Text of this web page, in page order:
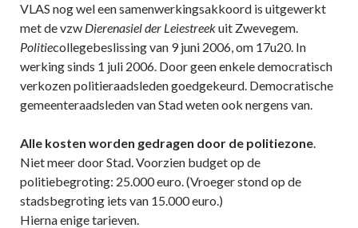
VLAS nog wel een samenwerkingsakkoord is uitgewerkt
met de vzw Dierenasiel der Leiestreekuit Zwevegem.
Politiecollegebeslissing van 9 juni 2006, om 17u20. In
werking sinds 1 juli 2006. Door geen enkele democratisch
verkozen politieraadsleden goedgekeurd. Democratische
gemeenteraadsleden van Stad weten ook nergens van.
Alle kosten worden gedragen door de politiezone.
Niet meer door Stad. Voorzien budget op de
politiebegroting: 25.000 euro. (Vroeger stond op de
stadsbegroting iets van 15.000 euro.)
Hierna enige tarieven.